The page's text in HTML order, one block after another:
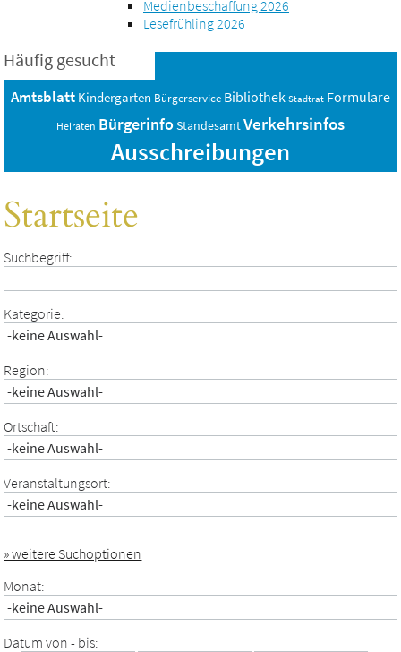
Medienbeschaffung 2026
Lesefrühling 2026
Häufig gesucht
Amtsblatt Kindergarten Bürgerservice Bibliothek Stadtrat Formulare
Heiraten BürgerinfoStandesamtVerkehrsinfos
Ausschreibungen
Startseite
Suchbegriff:
Kategorie:
Region:
Ortschaft:
Veranstaltungsort:
» weitere Suchoptionen
Monat:
Datum von - bis: